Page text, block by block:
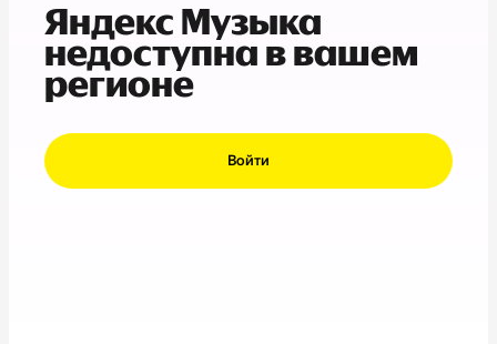
Яндекс Музыка
недоступна в вашем
регионе
Войти